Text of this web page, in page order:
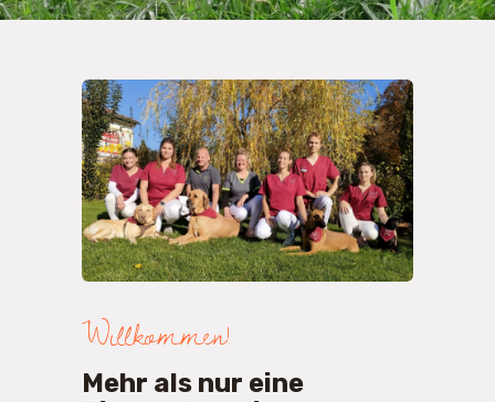
Willkommen!
Mehr als nur eine